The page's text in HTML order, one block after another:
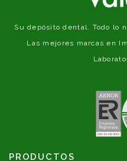
Su depósito dental. Todo lo
Las mejores marcas en
PRODUCTOS